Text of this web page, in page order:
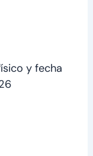
y fecha